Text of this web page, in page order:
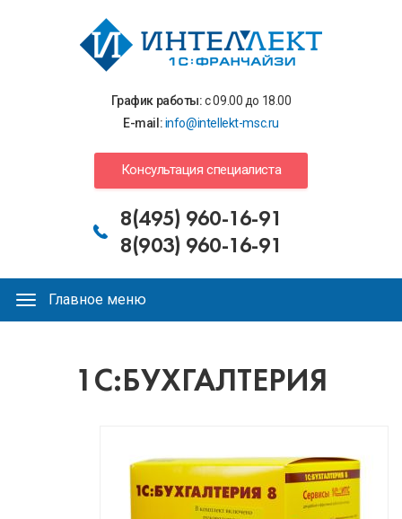
График работы:с 09.00 до 18.00
E-mail:info@intellekt-msc.ru
Консультация специалиста
8(495) 960-16-91
8(903) 960-16-91
Главное
меню
Главное меню
1С:БУХГАЛТЕРИЯ